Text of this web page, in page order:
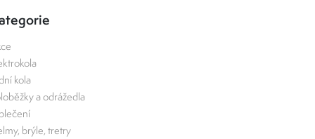
kola
a odrážedla
brýle, tretry